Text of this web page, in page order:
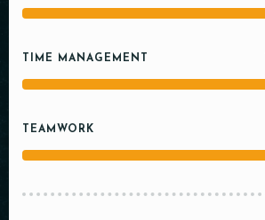
TIME MANAGEMENT
TEAMWORK